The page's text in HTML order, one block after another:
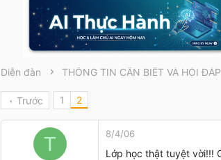
r
e
r
ử
i
Diễn đàn
Trước 1 2
T 8/4/06
Lớp học thật tuyệt vời!!!